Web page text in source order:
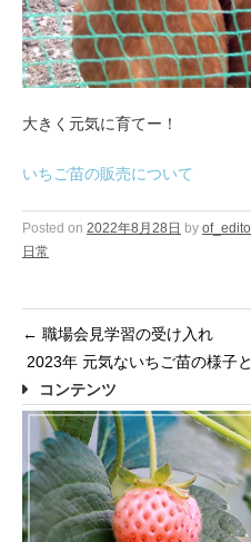
大きく元気に育てー！
いちご苗の販売について
Posted on 2022年8月28日 by
日常
← 職場会見学習の受け入れ
2023年 元気ないちご苗の様子
コンテンツ